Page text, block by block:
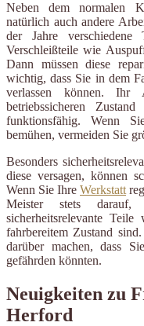
Neben dem normalen
natürlich auch andere
der Jahre
Verschleißteile wie
Dann müssen diese
wichtig, dass Sie in dem
verlassen können.
betriebssicheren
funktionsfähig. Wenn
bemühen, vermeiden Sie
Besonders
diese versagen, können
Wenn Sie Ihre Werkstatt
Meister stets
sicherheitsrelevante
fahrbereitem Zustand
darüber machen, dass
gefährden könnten.
Neuigkeiten zu
Herford